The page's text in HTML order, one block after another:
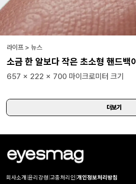
라이프 > 뉴스
소금 한 알보다 작은 초소형 핸드백
657 x 222 x 700 마이크로미터 크기
더보기
회사소개 윤리강령 고충처리인 개인정보처리방침